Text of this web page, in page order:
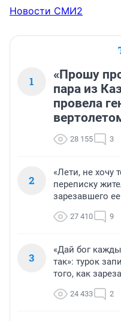
Новости СМИ2
1
«Прошу
пара из
провела
28 155 3
2
«Лети, не хочу
переписку
зарезавшего ее
27 410 9
3
«Дай бог
так»: турок
того, как
24 433 2